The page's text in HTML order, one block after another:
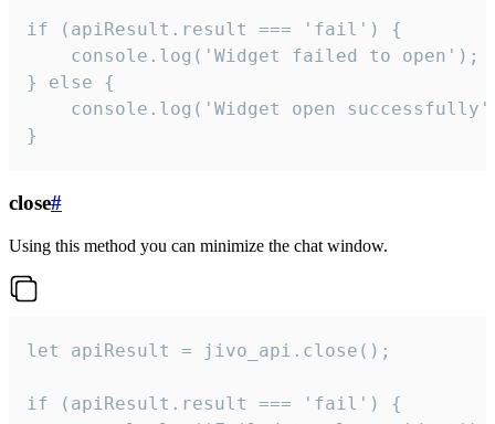
if (apiResult.result === 'fail') {
    console.log('Widget failed to open');
} else {
console.log('Widget open
}
close#
Using this method you can minimize the chat window.
let apiResult = jivo_api.close();
if (apiResult.result === 'fail') {